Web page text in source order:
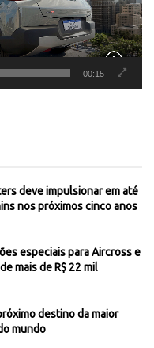
00:15
deve impulsionar em até
nos próximos cinco anos
especiais para Aircross e
mais de R$ 22 mil
destino da maior
mundo